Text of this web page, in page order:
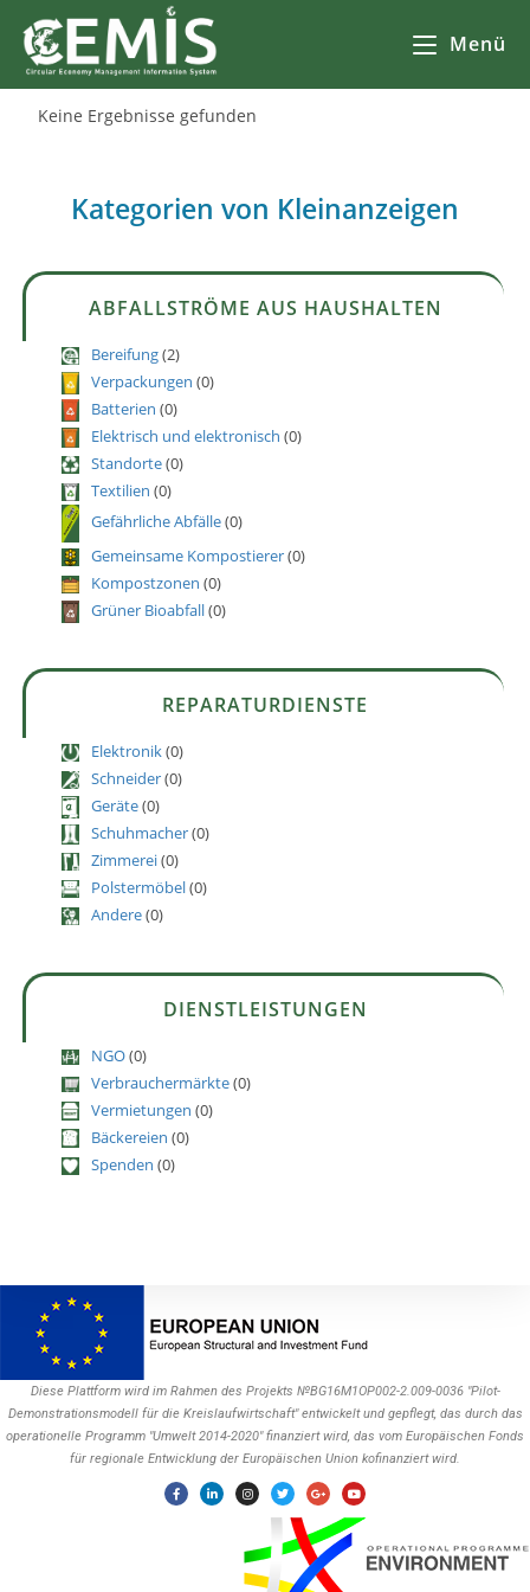
Menü
Keine Ergebnisse gefunden
Kategorien von Kleinanzeigen
ABFALLSTRÖME AUS HAUSHALTEN
Bereifung(2)
Verpackungen (0)
Batterien (0)
Elektrisch und elektronisch (0)
Standorte(0)
Textilien (0)
Gefährliche Abfälle(0)
Gemeinsame Kompostierer(0)
Kompostzonen (0)
Grüner Bioabfall(0)
REPARATURDIENSTE
Elektronik(0)
Schneider(0)
Geräte(0)
Schuhmacher(0)
Zimmerei(0)
Polstermöbel(0)
Andere(0)
DIENSTLEISTUNGEN
NGO(0)
Verbrauchermärkte(0)
Vermietungen (0)
Bäckereien (0)
Spenden (0)
Diese Plattform wird im Rahmen des Projekts №BG16M1OP002-2.009-0036 "Pilot-
Demonstrationsmodell für die Kreislaufwirtschaft" entwickelt und gepflegt, das durch das
operationelle Programm "Umwelt 2014-2020" finanziert wird, das vom Europäischen Fonds
für regionale Entwicklung der Europäischen Union kofinanziert wird.